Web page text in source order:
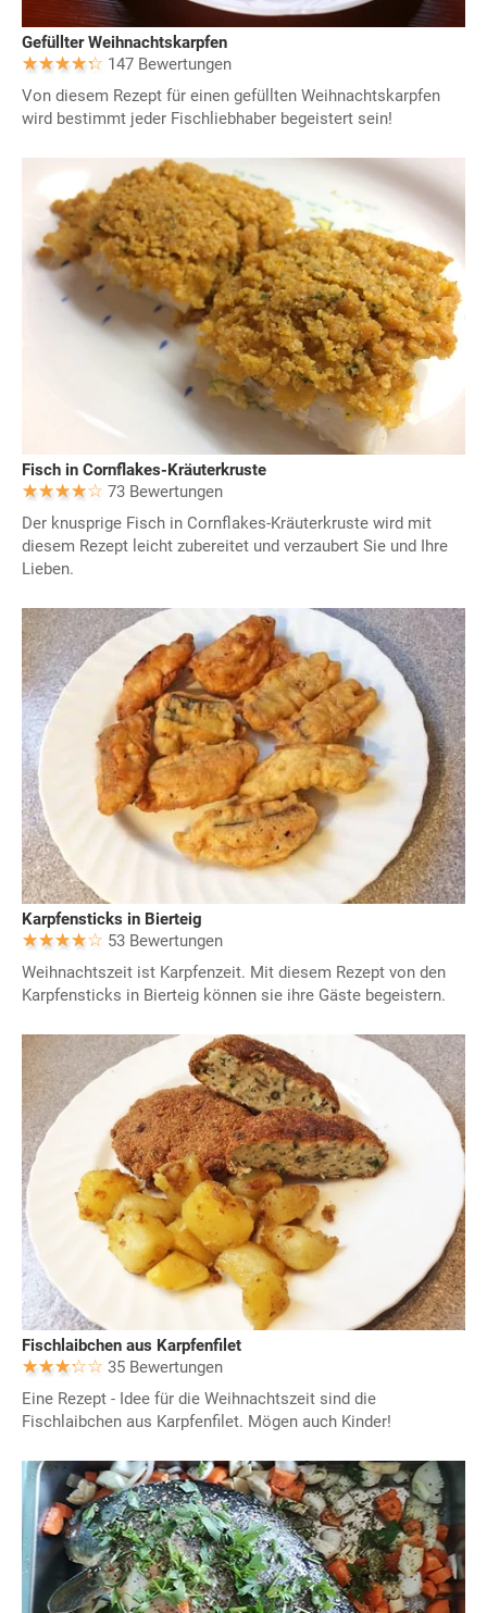
Gefüllter Weihnachtskarpfen
147 Bewertungen
Von diesem Rezept für einen gefüllten Weihnachtskarpfen
wird bestimmt jeder Fischliebhaber begeistert sein!
Fisch in Cornflakes-Kräuterkruste
73 Bewertungen
Der knusprige Fisch in Cornflakes-Kräuterkruste wird mit
diesem Rezept leicht zubereitet und verzaubert Sie und Ihre
Lieben.
Karpfensticks in Bierteig
53 Bewertungen
Weihnachtszeit ist Karpfenzeit. Mit diesem Rezept von den
Karpfensticks in Bierteig können sie ihre Gäste begeistern.
Fischlaibchen aus Karpfenfilet
35 Bewertungen
Eine Rezept - Idee für die Weihnachtszeit sind die
Fischlaibchen aus Karpfenfilet. Mögen auch Kinder!